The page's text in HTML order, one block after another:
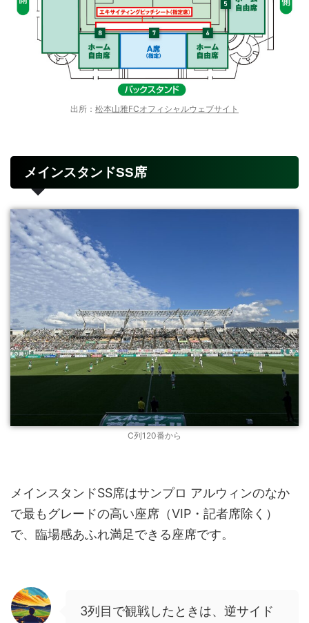
出所： 松本山雅FCオフィシャルウェブサイト
メインスタンドSS席
C列120番から
メインスタンドSS席はサンプロ アルウィンのなか
で最もグレードの高い座席（VIP・記者席除く）
で、臨場感あふれ満足できる座席です。
3列目で観戦したときは、逆サイド